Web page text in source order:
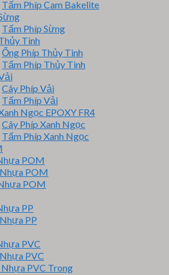
Tấm Phíp Cam Bakelite
Tấm Phíp Sừng
Tinh
Ống Phíp Thủy Tinh
Tấm Phíp Thủy Tinh
Cây Phíp Vải
Tấm Phíp Vải
Ngọc EPOXY FR4
Cây Phíp Xanh Ngọc
Tấm Phíp Xanh Ngọc
POM
POM
POM
PP
PP
PVC
PVC
Nhựa PVC Trong